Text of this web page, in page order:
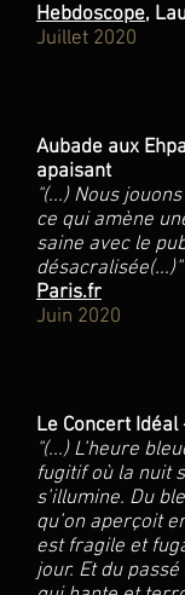
Hebdoscope,
Juillet 2020
Aubade aux
apaisant
"(...) Nous
ce qui amène
saine avec le
désacralisée(...)"
Paris.fr
Juin 2020
Le Concert Idéal
"(...) L’heure
fugitif où la nuit
s’illumine. Du
qu’on aperçoit
est fragile et
jour. Et du passé